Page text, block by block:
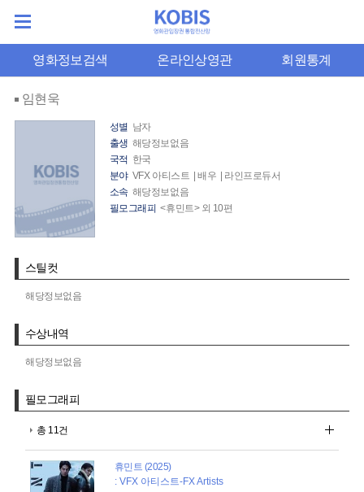
영화정보검색 온라인상영관 회원통계
임현욱
성별 남자
출생 해당정보없음
국적 한국
분야 VFX 아티스트 | 배우 | 라인프로듀서
소속 해당정보없음
필모그래피 <휴민트> 외 10편
스틸컷
해당정보없음
수상내역
해당정보없음
필모그래피
총 11건
휴민트 (2025)
: VFX 아티스트-FX Artists